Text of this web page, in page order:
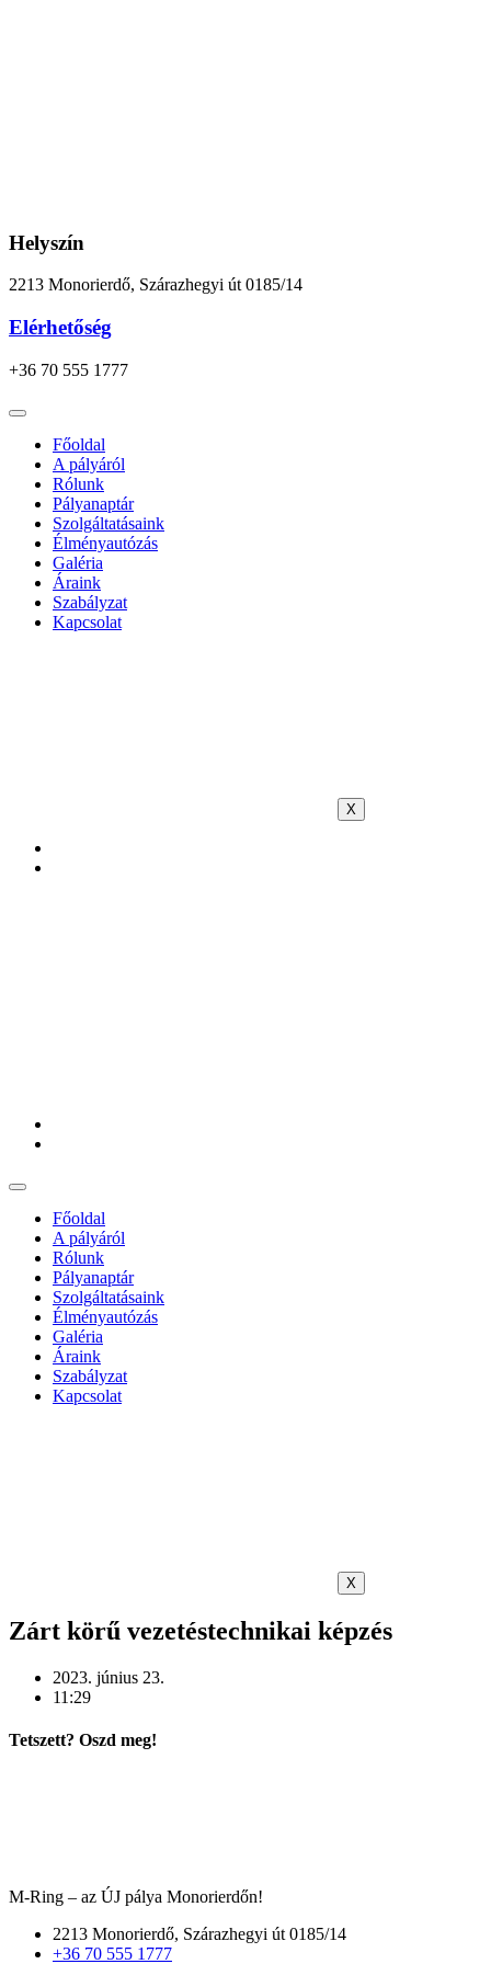
Helyszín
2213 Monorierdő, Szárazhegyi út 0185/14
Elérhetőség
+36 70 555 1777
Főoldal
A pályáról
Rólunk
Pályanaptár
Szolgáltatásaink
Élményautózás
Galéria
Áraink
Szabályzat
Kapcsolat
X
Főoldal
A pályáról
Rólunk
Pályanaptár
Szolgáltatásaink
Élményautózás
Galéria
Áraink
Szabályzat
Kapcsolat
X
Zárt körű vezetéstechnikai képzés
2023. június 23.
11:29
Tetszett? Oszd meg!
M-Ring – az ÚJ pálya Monorierdőn!
2213 Monorierdő, Szárazhegyi út 0185/14
+36 70 555 1777